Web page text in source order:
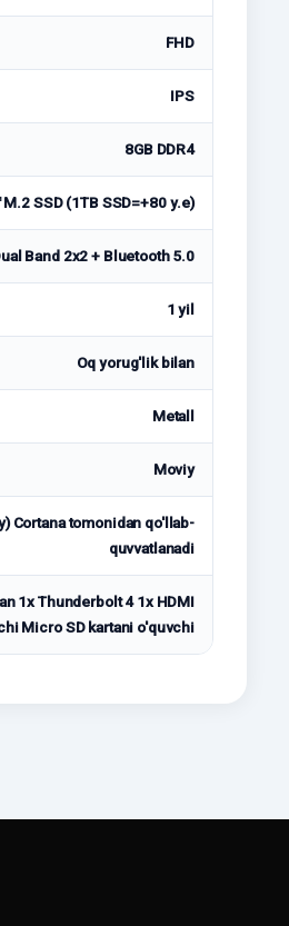
FHD
IPS
8GB DDR4
SSD (1TB SSD=+80 у.е)
Band 2x2 + Bluetooth 5.0
1 yil
Oq yorug'lik bilan
Metall
Moviy
Cortana tomonidan qo'llab-
quvvatlanadi
1x Thunderbolt 4 1x HDMI
Micro SD kartani o'quvchi